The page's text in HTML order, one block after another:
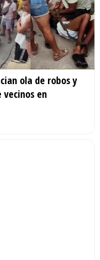
ola de robos y
vecinos en